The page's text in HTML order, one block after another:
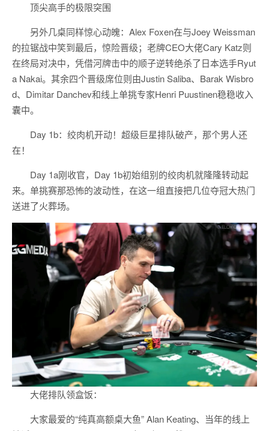
顶尖高手的极限突围
另外几桌同样惊心动魄：Alex Foxen在与Joey Weissman
的拉锯战中笑到最后，惊险晋级；老牌CEO大佬Cary Katz则
在终局对决中，凭借河牌击中的顺子逆转绝杀了日本选手Ryut
a Nakai。其余四个晋级席位则由Justin Saliba、Barak Wisbro
d、Dimitar Danchev和线上单挑专家Henri Puustinen稳稳收入
囊中。
Day 1b：绞肉机开动！超级巨星排队破产，那个男人还
在！
Day 1a刚收官，Day 1b初始组别的绞肉机就隆隆转动起
来。单挑赛那恐怖的波动性，在这一组直接把几位夺冠大热门
送进了火葬场。
大佬排队领盒饭：
大家最爱的“纯真高额桌大鱼” Alan Keating、当年的线上